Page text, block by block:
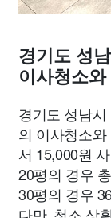
경기도 성
이사청소
경기도 성남
의 이사청소
서 15,000원
20평의 경우
30평의 경우